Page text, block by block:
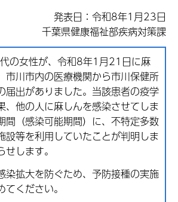
発表日：令和8年1月23日
千葉県健康福祉部疾病対策課
の女性が、令和8年1月21日に麻
市川市内の医療機関から市川保健所
届出がありました。当該患者の疫学
、他の人に麻しんを感染させてしま
間（感染可能期間）に、不特定多数
設等を利用していたことが判明しま
します。
染拡大を防ぐため、予防接種の実施
ください。